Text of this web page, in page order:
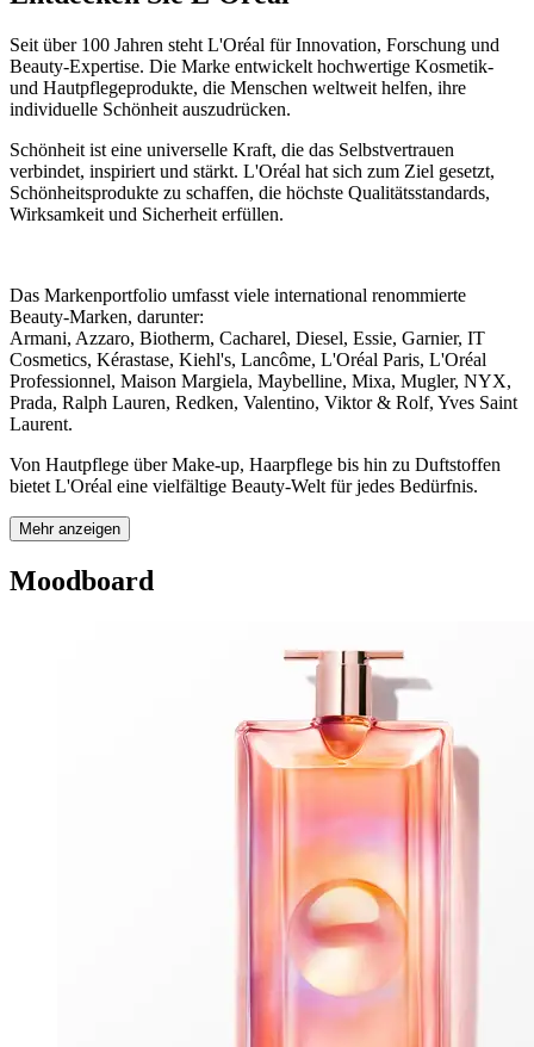
Seit über 100 Jahren steht L'Oréal für Innovation, Forschung und
Beauty-Expertise. Die Marke entwickelt hochwertige Kosmetik-
und Hautpflegeprodukte, die Menschen weltweit helfen, ihre
individuelle Schönheit auszudrücken.
Schönheit ist eine universelle Kraft, die das Selbstvertrauen
verbindet, inspiriert und stärkt. L'Oréal hat sich zum Ziel gesetzt,
Schönheitsprodukte zu schaffen, die höchste Qualitätsstandards,
Wirksamkeit und Sicherheit erfüllen.
Das Markenportfolio umfasst viele international renommierte
Beauty-Marken, darunter:
Armani, Azzaro, Biotherm, Cacharel, Diesel, Essie, Garnier, IT
Cosmetics, Kérastase, Kiehl's, Lancôme, L'Oréal Paris, L'Oréal
Professionnel, Maison Margiela, Maybelline, Mixa, Mugler, NYX,
Prada, Ralph Lauren, Redken, Valentino, Viktor & Rolf, Yves Saint
Laurent.
Von Hautpflege über Make-up, Haarpflege bis hin zu Duftstoffen
bietet L'Oréal eine vielfältige Beauty-Welt für jedes Bedürfnis.
Mehr anzeigen
Moodboard